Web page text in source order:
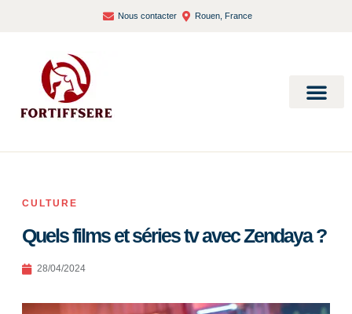
Nous contacter Rouen, France
CULTURE
Quels films et séries tv avec Zendaya ?
28/04/2024